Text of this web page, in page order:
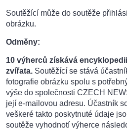
Soutěžící může do soutěže
obrázku.
Odměny:
10 výherců získává
zvířata. Soutěžící se stává
fotografie obrázku spolu s
výše do společnosti CZECH
její e-mailovou adresu. Účastník
veškeré takto poskytnuté údaje
soutěže vyhodnotí výherce